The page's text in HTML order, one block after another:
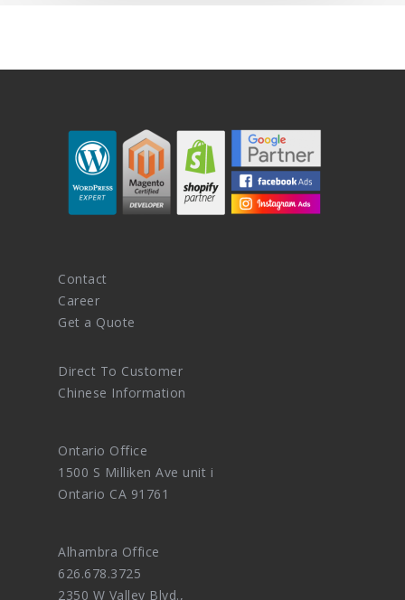
Contact
Career
Get a Quote
Direct To Customer
Chinese Information
Ontario Office
1500 S Milliken Ave unit i
Ontario CA 91761
Alhambra Office
626.678.3725
2350 W Valley Blvd.,